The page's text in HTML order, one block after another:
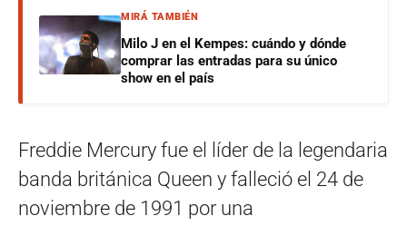
MIRÁ TAMBIÉN
Milo J en el Kempes: cuándo y dónde
comprar las entradas para su único
show en el país
Freddie Mercury fue el líder de la legendaria
banda británica Queen y falleció el 24 de
noviembre de 1991 por una